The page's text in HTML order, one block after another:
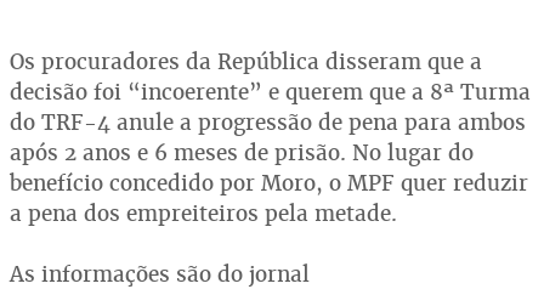
Os procuradores da República disseram que a
decisão foi “incoerente” e querem que a 8ª Turma
do TRF-4 anule a progressão de pena para ambos
após 2 anos e 6 meses de prisão. No lugar do
benefício concedido por Moro, o MPF quer reduzir
a pena dos empreiteiros pela metade.
As informações são do jornal